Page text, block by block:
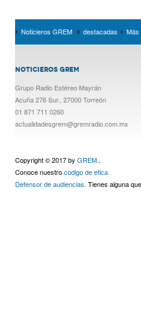
Noticieros GREM destacadas Más
NOTICIEROS GREM
Grupo Radio Estéreo Mayrán
Acuña 276 Sur., 27000 Torreón
01 871 711 0260
actualidadesgrem@gremradio.com.mx
Copyright © 2017 by GREM..
Conoce nuestrocodigo de etica.
Defensor de audiencias. Tienes alguna